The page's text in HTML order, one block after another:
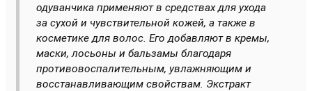
одуванчика применяют в средствах для ухода
за сухой и чувствительной кожей, а также в
косметике для волос. Его добавляют в кремы,
маски, лосьоны и бальзамы благодаря
противовоспалительным, увлажняющим и
восстанавливающим свойствам. Экстракт